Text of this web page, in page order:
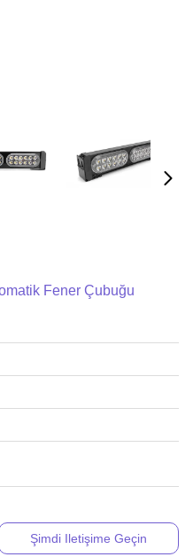
Fener Çubuğu
Şimdi Iletişime Geçin